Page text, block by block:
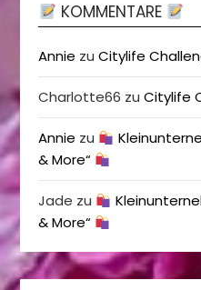
KOMMENTARE
Annie zuCitylife
Charlotte66 zuCitylife
Annie zu
& More“
Jade zu
& More“